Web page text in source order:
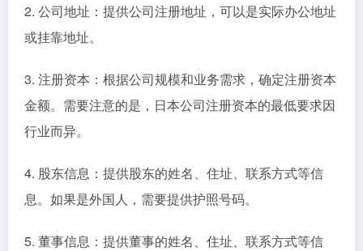
2. 公司地址：提供公司注册地址，可以是实际办公地址
或挂靠地址。
3. 注册资本：根据公司规模和业务需求，确定注册资本
金额。需要注意的是，日本公司注册资本的最低要求因
行业而异。
4. 股东信息：提供股东的姓名、住址、联系方式等信
息。如果是外国人，需要提供护照号码。
5. 董事信息：提供董事的姓名、住址、联系方式等信